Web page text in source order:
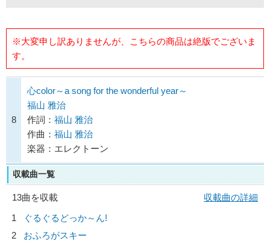
※大変申し訳ありませんが、こちらの商品は絶版でございま
す。
8
心color～a song for the wonderful year～
福山 雅治
作詞： 福山 雅治
作曲： 福山 雅治
楽器：エレクトーン
収載曲一覧
13曲を収載
収載曲の詳細
1
ぐるぐるどっか～ん!
2
おふろがスキー